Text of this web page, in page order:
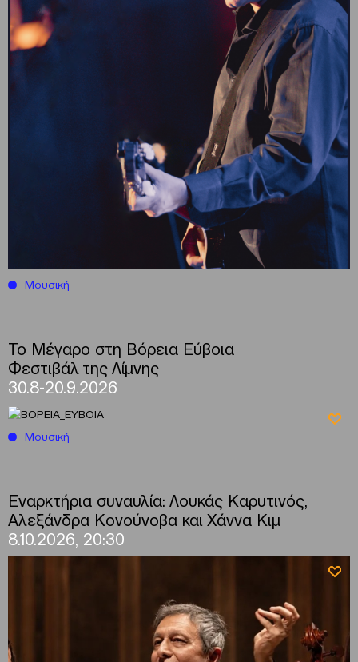
Μουσική
Το Μέγαρο στη Βόρεια Εύβοια
Φεστιβάλ της Λίμνης
30.8-20.9.2026
Μουσική
Εναρκτήρια συναυλία: Λουκάς Καρυτινός,
Αλεξάνδρα Κονούνοβα και Χάννα Κιμ
8.10.2026, 20:30